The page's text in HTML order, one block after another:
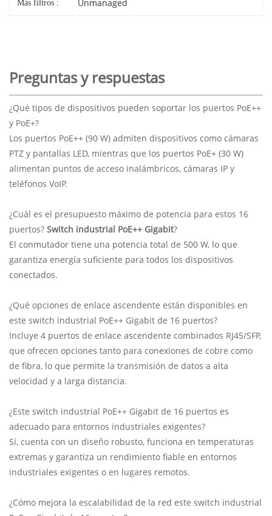
Más filtros : Unmanaged
Preguntas y respuestas
¿Qué tipos de dispositivos pueden soportar los puertos PoE++
y PoE+?
Los puertos PoE++ (90 W) admiten dispositivos como cámaras
PTZ y pantallas LED, mientras que los puertos PoE+ (30 W)
alimentan puntos de acceso inalámbricos, cámaras IP y
teléfonos VoIP.
¿Cuál es el presupuesto máximo de potencia para estos 16
puertos? Switch industrial PoE++ Gigabit?
El conmutador tiene una potencia total de 500 W, lo que
garantiza energía suficiente para todos los dispositivos
conectados.
¿Qué opciones de enlace ascendente están disponibles en
este switch industrial PoE++ Gigabit de 16 puertos?
Incluye 4 puertos de enlace ascendente combinados RJ45/SFP,
que ofrecen opciones tanto para conexiones de cobre como
de fibra, lo que permite la transmisión de datos a alta
velocidad y a larga distancia.
¿Este switch industrial PoE++ Gigabit de 16 puertos es
adecuado para entornos industriales exigentes?
Sí, cuenta con un diseño robusto, funciona en temperaturas
extremas y garantiza un rendimiento fiable en entornos
industriales exigentes o en lugares remotos.
¿Cómo mejora la escalabilidad de la red este switch industrial